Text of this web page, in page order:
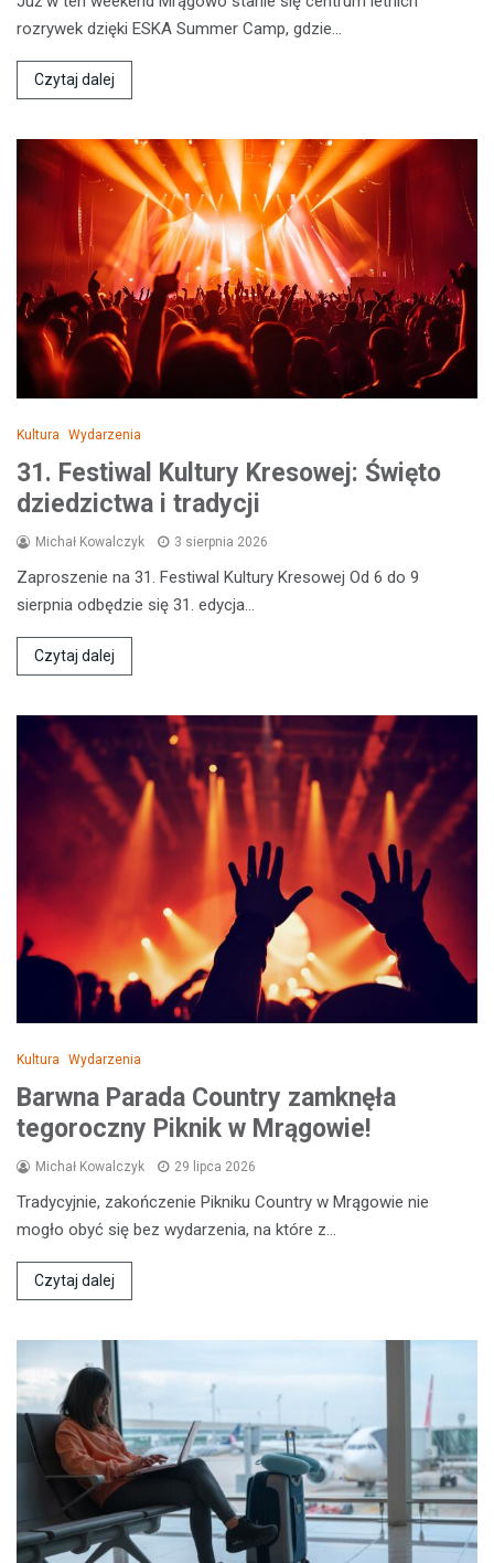
rozrywek dzięki ESKA Summer Camp, gdzie…
Czytaj dalej
Kultura Wydarzenia
31. Festiwal Kultury Kresowej: Święto
dziedzictwa i tradycji
Michał Kowalczyk 3 sierpnia 2026
Zaproszenie na 31. Festiwal Kultury Kresowej Od 6 do 9
sierpnia odbędzie się 31. edycja…
Czytaj dalej
Kultura Wydarzenia
Barwna Parada Country zamknęła
tegoroczny Piknik w Mrągowie!
Michał Kowalczyk 29 lipca 2026
Tradycyjnie, zakończenie Pikniku Country w Mrągowie nie
mogło obyć się bez wydarzenia, na które z…
Czytaj dalej